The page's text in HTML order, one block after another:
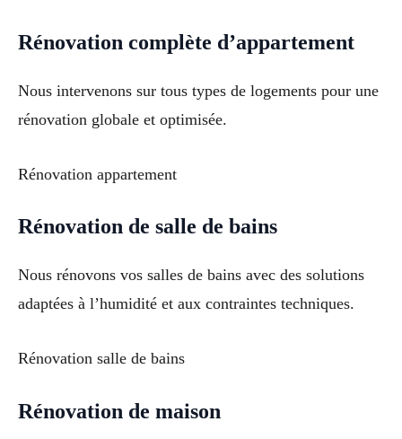
Rénovation complète d’appartement
Nous intervenons sur tous types de logements pour une
rénovation globale et optimisée.
Rénovation appartement
Rénovation de salle de bains
Nous rénovons vos salles de bains avec des solutions
adaptées à l’humidité et aux contraintes techniques.
Rénovation salle de bains
Rénovation de maison